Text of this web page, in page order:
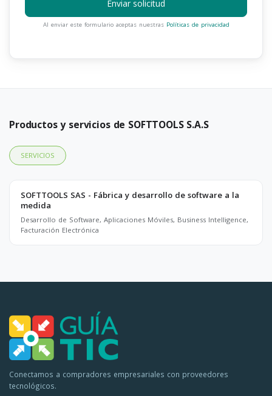
Al enviar este formulario aceptas nuestras Políticas de privacidad
Enviar solicitud
Productos y servicios de SOFTTOOLS S.A.S
SERVICIOS
SOFTTOOLS SAS - Fábrica y desarrollo de software a la
medida
Desarrollo de Software, Aplicaciones Móviles, Business Intelligence,
Facturación Electrónica
Conectamos a compradores empresariales con proveedores
tecnológicos.